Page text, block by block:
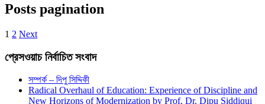
Posts pagination
1 2 Next
প্রেসওয়াচ নির্বাচিত সংবাদ
সম্পর্ক – দিপু সিদ্দিকী
Radical Overhaul of Education: Experience of Discipline and
New Horizons of Modernization by Prof. Dr. Dipu Siddiqui